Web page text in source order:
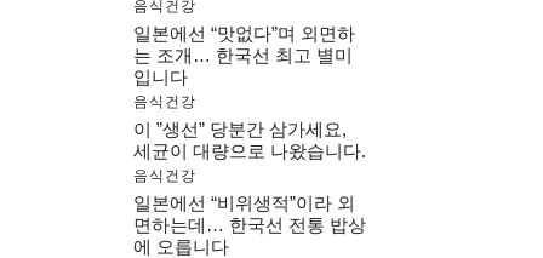
음식건강
일본에선 “맛없다”며 외면하
는 조개… 한국선 최고 별미
입니다
음식건강
이 ”생선” 당분간 삼가세요,
세균이 대량으로 나왔습니다.
음식건강
일본에선 “비위생적”이라 외
면하는데… 한국선 전통 밥상
에 오릅니다